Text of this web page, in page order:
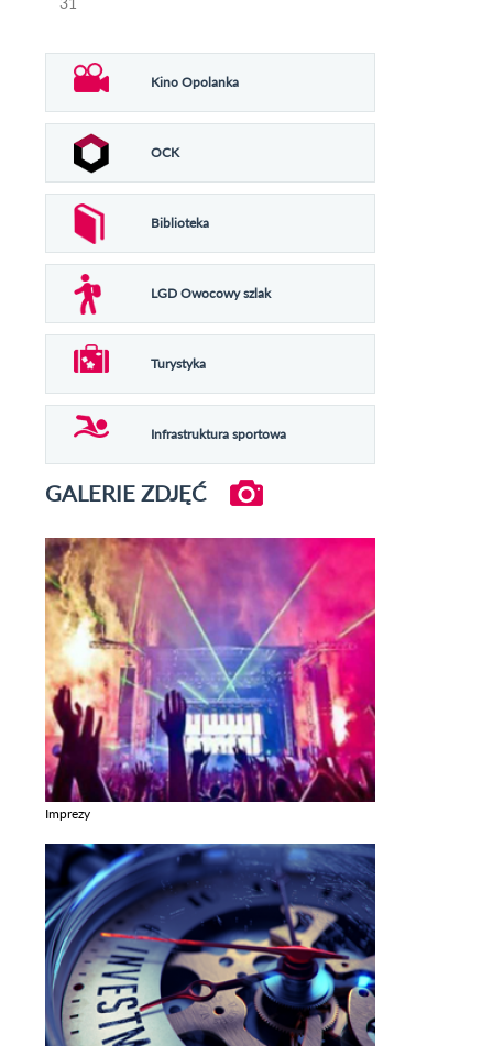
Kino Opolanka
OCK
Biblioteka
LGD Owocowy szlak
Turystyka
Infrastruktura sportowa
GALERIE ZDJĘĆ
Imprezy